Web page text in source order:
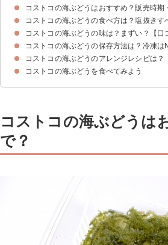
コストコの海ぶどうはおすすめ？販売時期
コストコの海ぶどうは4月〜7月頃の期間限定商
コストコの海ぶどうの値段・賞味期限を業務ス
コストコの海ぶどうのカロリー・糖質など栄養
コストコの海ぶどうの食べ方は？塩抜きす
コストコの海ぶどうを水洗いしよう
コストコの海ぶどうがしょっぱいと感じる時は
コストコの海ぶどうの味は？まずい？【口
コストコの海ぶどうの味わい・食感
口コミ①コストコの海ぶどうを美味しいと感じ
口コミ②コストコの海ぶどうをまずいと感じる
コストコの海ぶどうの保存方法は？冷凍は
コストコの海ぶどうは常温で保存しよう
コストコの海ぶどうを冷凍保存するのは避けよう
コストコの海ぶどうのアレンジレシピは？
①コストコの海ぶどうの丼
②コストコの海ぶどうをのせた冷ややっこ
③コストコの海ぶどうと長いものポン酢和え
④コストコの海ぶどうと明太子の和風パスタ
⑤コストコの海ぶどうで作るカプレーゼ
コストコの海ぶどうを食べてみよう
コストコの海ぶどうは
で？